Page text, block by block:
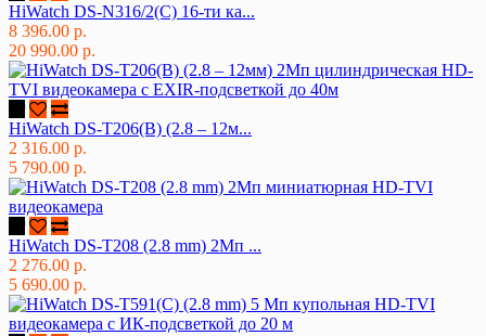
HiWatch DS-N316/2(C) 16-ти ка...
8 396.00 р.
20 990.00 р.
HiWatch DS-T206(B) (2.8 – 12м...
2 316.00 р.
5 790.00 р.
HiWatch DS-T208 (2.8 mm) 2Мп ...
2 276.00 р.
5 690.00 р.